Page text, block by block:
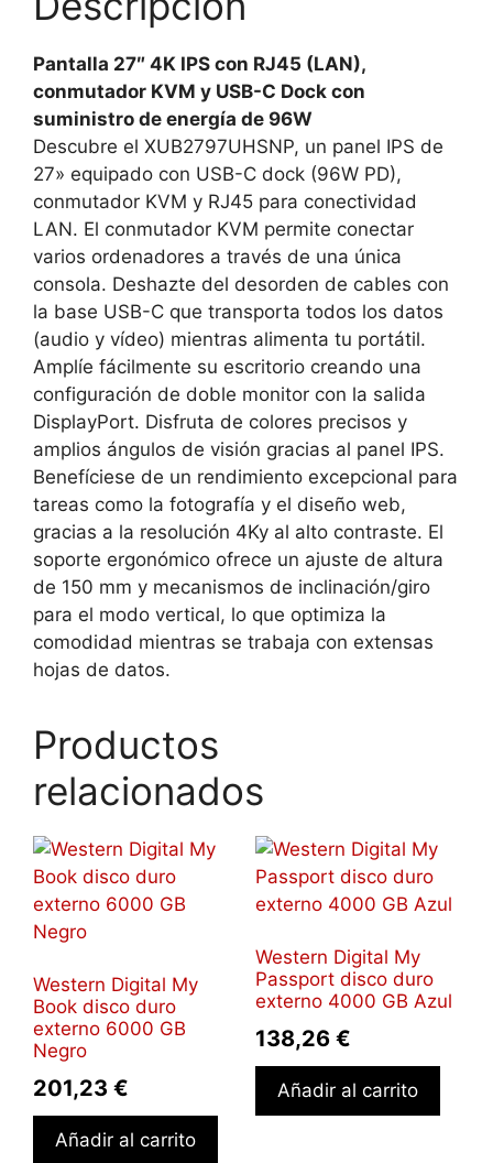
Pantalla 27″ 4K IPS con RJ45 (LAN),
conmutador KVM y USB-C Dock con
suministro de energía de 96W
Descubre el XUB2797UHSNP, un panel IPS de
27» equipado con USB-C dock (96W PD),
conmutador KVM y RJ45 para conectividad
LAN. El conmutador KVM permite conectar
varios ordenadores a través de una única
consola. Deshazte del desorden de cables con
la base USB-C que transporta todos los datos
(audio y vídeo) mientras alimenta tu portátil.
Amplíe fácilmente su escritorio creando una
configuración de doble monitor con la salida
DisplayPort. Disfruta de colores precisos y
amplios ángulos de visión gracias al panel IPS.
Benefíciese de un rendimiento excepcional para
tareas como la fotografía y el diseño web,
gracias a la resolución 4Ky al alto contraste. El
soporte ergonómico ofrece un ajuste de altura
de 150 mm y mecanismos de inclinación/giro
para el modo vertical, lo que optimiza la
comodidad mientras se trabaja con extensas
hojas de datos.
Productos
relacionados
Western Digital My
Book disco duro
externo 6000 GB
Negro
201,23 €
Añadir al carrito
Western Digital My
Passport disco duro
externo 4000 GB Azul
138,26 €
Añadir al carrito